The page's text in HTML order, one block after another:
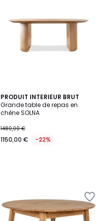
PRODUIT INTERIEUR BRUT
Grande table de repas en
chêne SOLNA
1480,00 €
1150,00 € -22%